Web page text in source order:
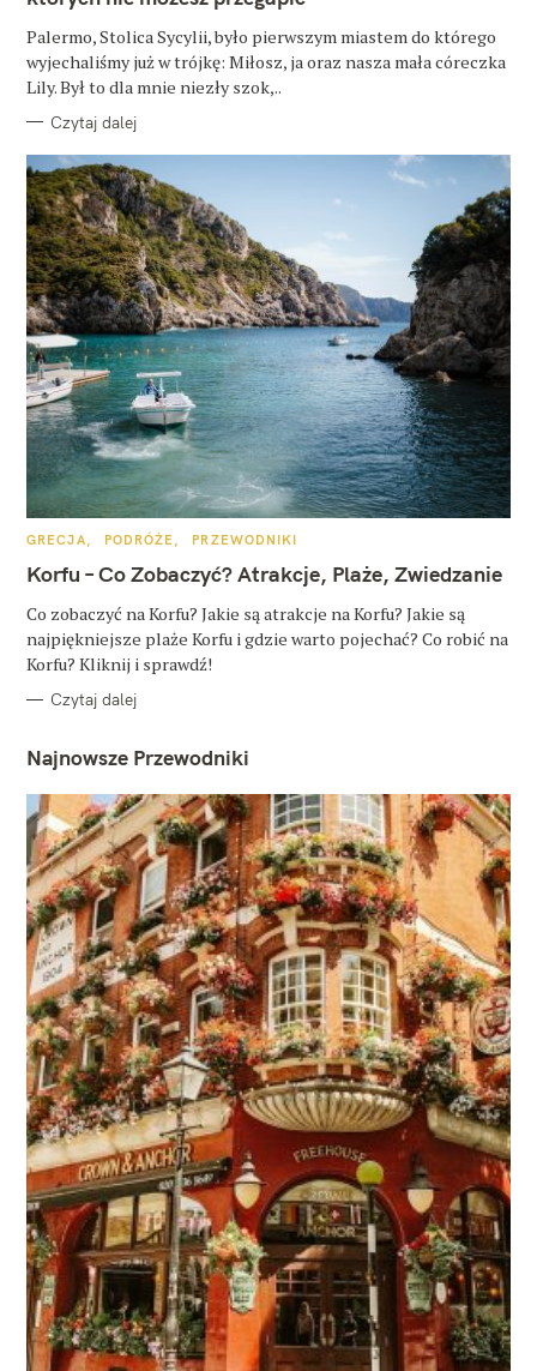
Palermo, Stolica Sycylii, było pierwszym miastem do którego
wyjechaliśmy już w trójkę: Miłosz, ja oraz nasza mała córeczka
Lily. Był to dla mnie niezły szok,..
Czytaj dalej
K
T
E
O
R
I
GRECJA PODRÓŻE PRZEWODNIKI
Korfu – Co Zobaczyć? Atrakcje, Plaże, Zwiedzanie
Co zobaczyć na Korfu? Jakie są atrakcje na Korfu? Jakie są
najpiękniejsze plaże Korfu i gdzie warto pojechać? Co robić na
Korfu? Kliknij i sprawdź!
Czytaj dalej
Najnowsze Przewodniki